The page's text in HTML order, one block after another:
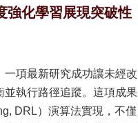
強化學習展現突破性
項最新研究成功讓未經改
並執行路徑追蹤。這項成果
DRL）演算法實現，不僅